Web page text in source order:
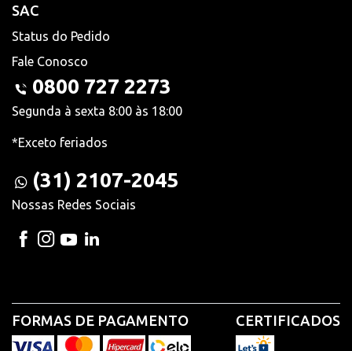
SAC
Status do Pedido
Fale Conosco
0800 727 2273
Segunda à sexta 8:00 às 18:00
*Exceto feriados
(31) 2107-2045
Nossas Redes Sociais
FORMAS DE PAGAMENTO CERTIFICADOS